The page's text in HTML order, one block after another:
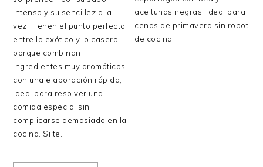
intenso y su sencillez a la
vez. Tienen el punto perfecto
entre lo exótico y lo casero,
porque combinan
ingredientes muy aromáticos
con una elaboración rápida,
ideal para resolver una
comida especial sin
complicarse demasiado en la
cocina. Si te…
aceitunas negras, ideal para
cenas de primavera sin robot
de cocina